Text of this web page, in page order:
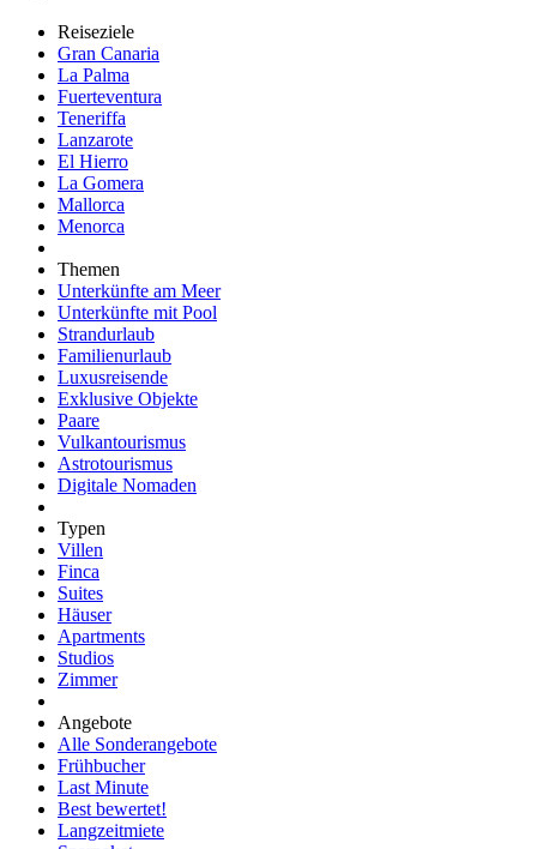
Reiseziele
Gran Canaria
La Palma
Fuerteventura
Teneriffa
Lanzarote
El Hierro
La Gomera
Mallorca
Menorca
Themen
Unterkünfte am Meer
Unterkünfte mit Pool
Strandurlaub
Familienurlaub
Luxusreisende
Exklusive Objekte
Paare
Vulkantourismus
Astrotourismus
Digitale Nomaden
Typen
Villen
Finca
Suites
Häuser
Apartments
Studios
Zimmer
Angebote
Alle Sonderangebote
Frühbucher
Last Minute
Best bewertet!
Langzeitmiete